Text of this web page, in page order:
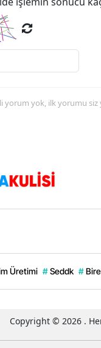
yorum yok, ilk yorumu siz
Üretimi # Seddk #
Copyright © 2026 . Her